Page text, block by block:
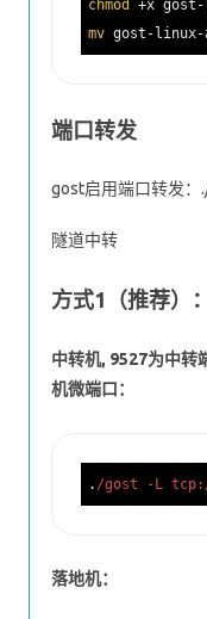
chmod
+x gost-
mv gost-linux-
端口转发
gost启用端口转发
隧道中转
方式1（推荐）：
中转机, 9527为中转
机微端口：
. /gost -L
落地机：